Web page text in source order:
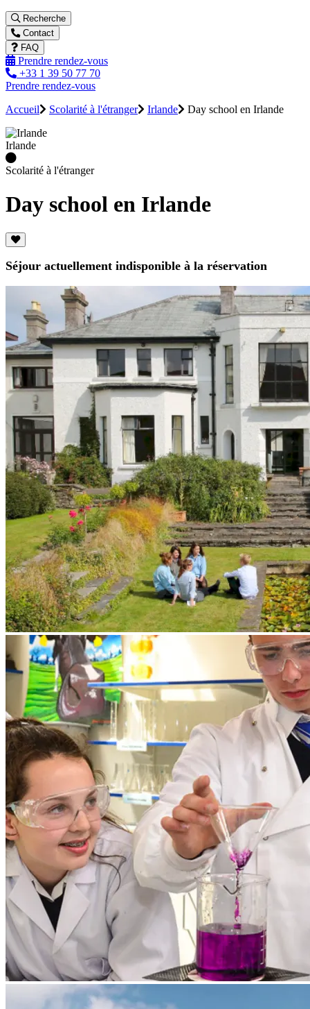
Recherche
Contact
FAQ
Prendre rendez-vous
+33 1 39 50 77 70
Prendre rendez-vous
Accueil
Scolarité à l'étranger Irlande Day school en Irlande
Irlande
Scolarité à l'étranger
Day school en Irlande
Séjour actuellement indisponible à la réservation